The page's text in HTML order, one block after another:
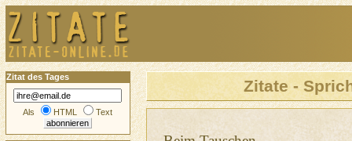
Zitate -
Zitat des Tages
Als HTML Text